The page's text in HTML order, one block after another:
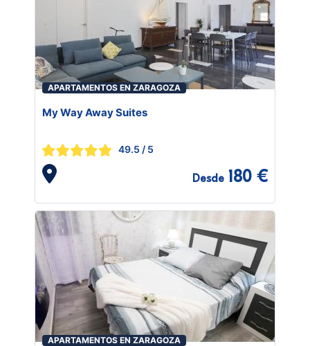
APARTAMENTOS EN ZARAGOZA
My Way Away Suites
49.5 / 5
Desde 180 €
APARTAMENTOS EN ZARAGOZA